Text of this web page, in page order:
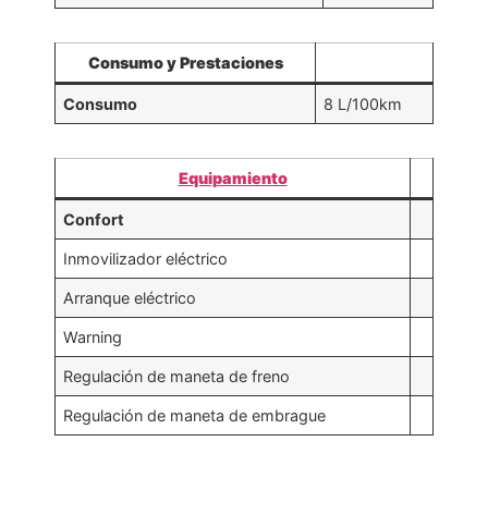
Consumo y Prestaciones
Consumo 8 L/100km
Equipamiento
Confort
Inmovilizador eléctrico
Arranque eléctrico
Warning
Regulación de maneta de freno
Regulación de maneta de embrague